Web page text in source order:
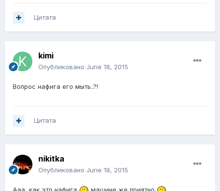
Цитата
kimi
Опубликовано June 18, 2015
Вопрос нафига его мыть..?!
Цитата
nikitka
Опубликовано June 18, 2015